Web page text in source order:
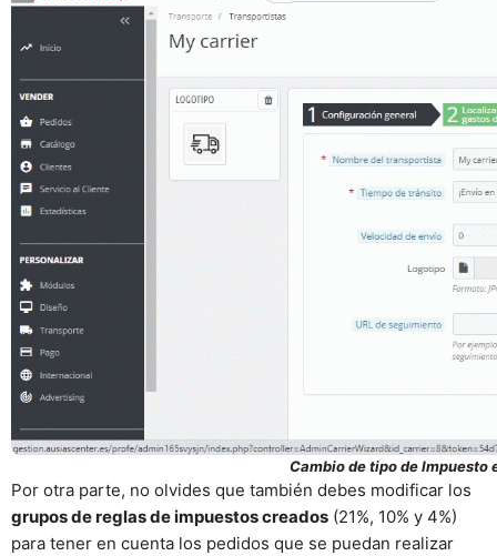
Cambio de tipo de Impuesto
Por otra parte, no olvides que también debes modificar los
grupos de reglas de impuestos creados (21%, 10% y 4%)
para tener en cuenta los pedidos que se puedan realizar